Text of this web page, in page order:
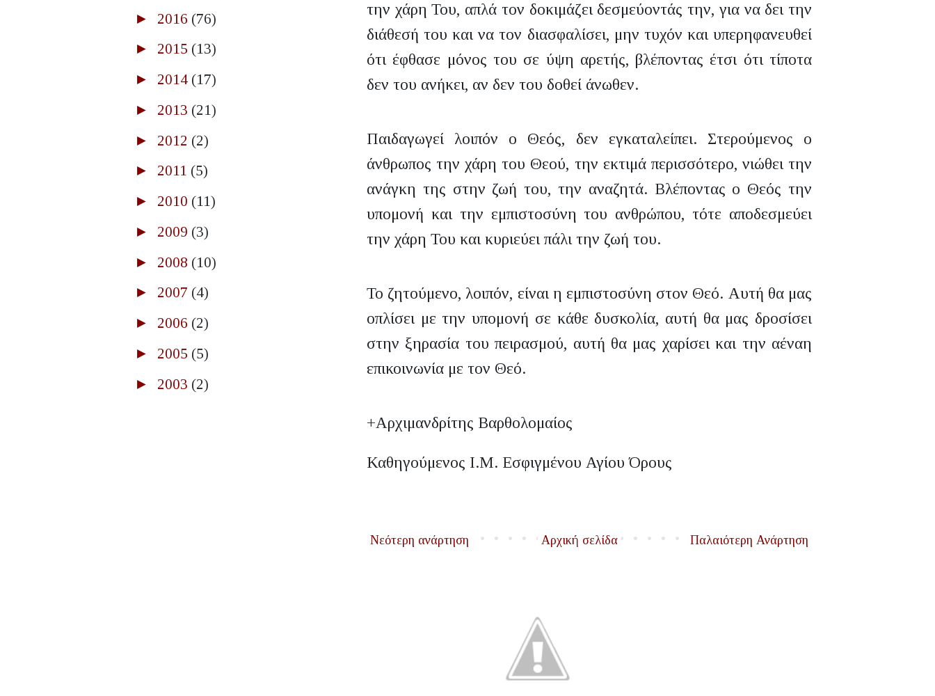
την χάρη Του, απλά τον δοκιμάζει δεσμεύοντάς την, για να δει την
διάθεσή του και να τον διασφαλίσει, μην τυχόν και υπερηφανευθεί
ότι έφθασε μόνος του σε ύψη αρετής, βλέποντας έτσι ότι τίποτα
δεν του ανήκει, αν δεν του δοθεί άνωθεν.
Παιδαγωγεί λοιπόν ο Θεός, δεν εγκαταλείπει. Στερούμενος ο
άνθρωπος την χάρη του Θεού, την εκτιμά περισσότερο, νιώθει την
ανάγκη της στην ζωή του, την αναζητά. Βλέποντας ο Θεός την
υπομονή και την εμπιστοσύνη του ανθρώπου, τότε αποδεσμεύει
την χάρη Του και κυριεύει πάλι την ζωή του.
Το ζητούμενο, λοιπόν, είναι η εμπιστοσύνη στον Θεό. Αυτή θα μας
οπλίσει με την υπομονή σε κάθε δυσκολία, αυτή θα μας δροσίσει
στην ξηρασία του πειρασμού, αυτή θα μας χαρίσει και την αέναη
επικοινωνία με τον Θεό.
+Αρχιμανδρίτης Βαρθολομαίος
Καθηγούμενος Ι.Μ. Εσφιγμένου Αγίου Όρους
Νεότερη ανάρτηση Παλαιότερη Ανάρτηση
Αρχική σελίδα
► 2016 (76)
► 2015 (13)
► 2014 (17)
► 2013 (21)
► 2012 (2)
► 2011 (5)
► 2010 (11)
► 2009 (3)
► 2008 (10)
► 2007 (4)
► 2006 (2)
► 2005 (5)
► 2003 (2)